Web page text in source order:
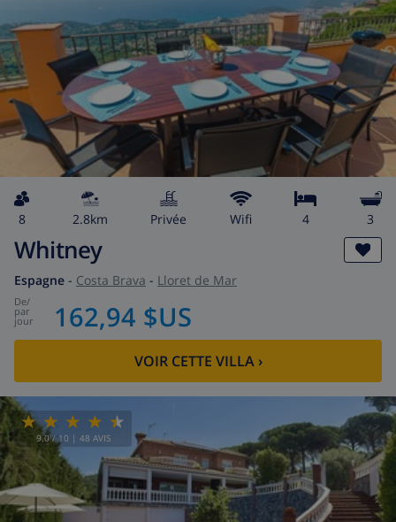
8 2.8km privée wifi 4 3
Whitney
Espagne - Costa Brava - Lloret de Mar
de/
par
jour 162,94 $US
VOIR CETTE VILLA›
9.0/ 10 | 48 AVIS